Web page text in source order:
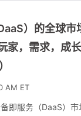
）的全球市
家，需求，成
AM ET
即服务（DaaS）